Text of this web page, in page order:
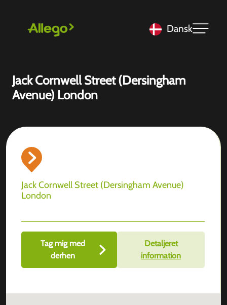
Dansk
Jack Cornwell Street (Dersingham
Avenue) London
Jack Cornwell Street (Dersingham Avenue)
London
Tag mig med
derhen
Detaljeret
information